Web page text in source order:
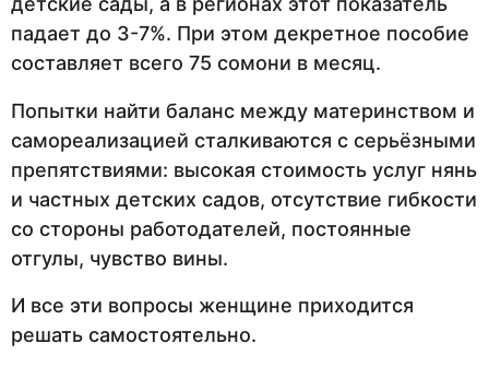
падает до 3-7%. При этом декретное пособие
составляет всего 75 сомони в месяц.
Попытки найти баланс между материнством и
самореализацией сталкиваются с серьёзными
препятствиями: высокая стоимость услуг нянь
и частных детских садов, отсутствие гибкости
со стороны работодателей, постоянные
отгулы, чувство вины.
И все эти вопросы женщине приходится
решать самостоятельно.